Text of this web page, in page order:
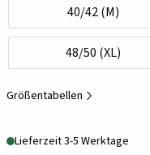
40/42 (M)
48/50 (XL)
Größentabellen
Lieferzeit 3-5 Werktage